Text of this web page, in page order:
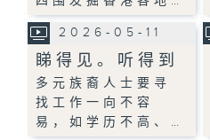
2026-05-11
睇得见。听得到
多元族裔人士要寻
找工作一向不容
易，如学历不高、…